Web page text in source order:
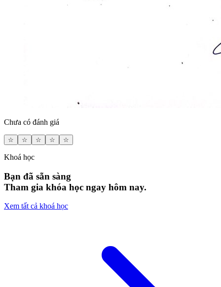
Chưa có đánh giá
☆ ☆ ☆ ☆ ☆
Khoá học
Bạn đã sẵn sàng
Tham gia khóa học ngay hôm nay.
Xem tất cả khoá học